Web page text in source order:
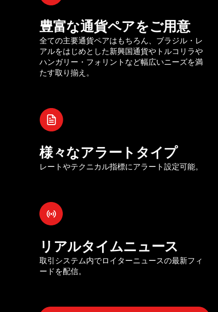
豊富な通貨ペアをご用意
全ての主要通貨ペアはもちろん、ブラジル・レ
アルをはじめとした新興国通貨やトルコリラや
ハンガリー・フォリントなど幅広いニーズを満
たす取り揃え。
様々なアラートタイプ
レートやテクニカル指標にアラート設定可能。
リアルタイムニュース
取引システム内でロイターニュースの最新フィ
ードを配信。